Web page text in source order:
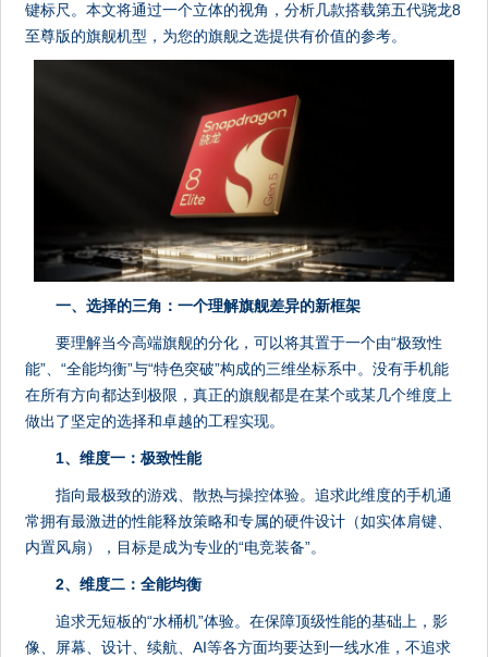
键标尺。本文将通过一个立体的视角，分析几款搭载第五代骁龙8
至尊版的旗舰机型，为您的旗舰之选提供有价值的参考。
一、选择的三角：一个理解旗舰差异的新框架
要理解当今高端旗舰的分化，可以将其置于一个由“极致性
能”、“全能均衡”与“特色突破”构成的三维坐标系中。没有手机能
在所有方向都达到极限，真正的旗舰都是在某个或某几个维度上
做出了坚定的选择和卓越的工程实现。
1、维度一：极致性能
指向最极致的游戏、散热与操控体验。追求此维度的手机通
常拥有最激进的性能释放策略和专属的硬件设计（如实体肩键、
内置风扇），目标是成为专业的“电竞装备”。
2、维度二：全能均衡
追求无短板的“水桶机”体验。在保障顶级性能的基础上，影
像、屏幕、设计、续航、AI等各方面均要达到一线水准，不追求